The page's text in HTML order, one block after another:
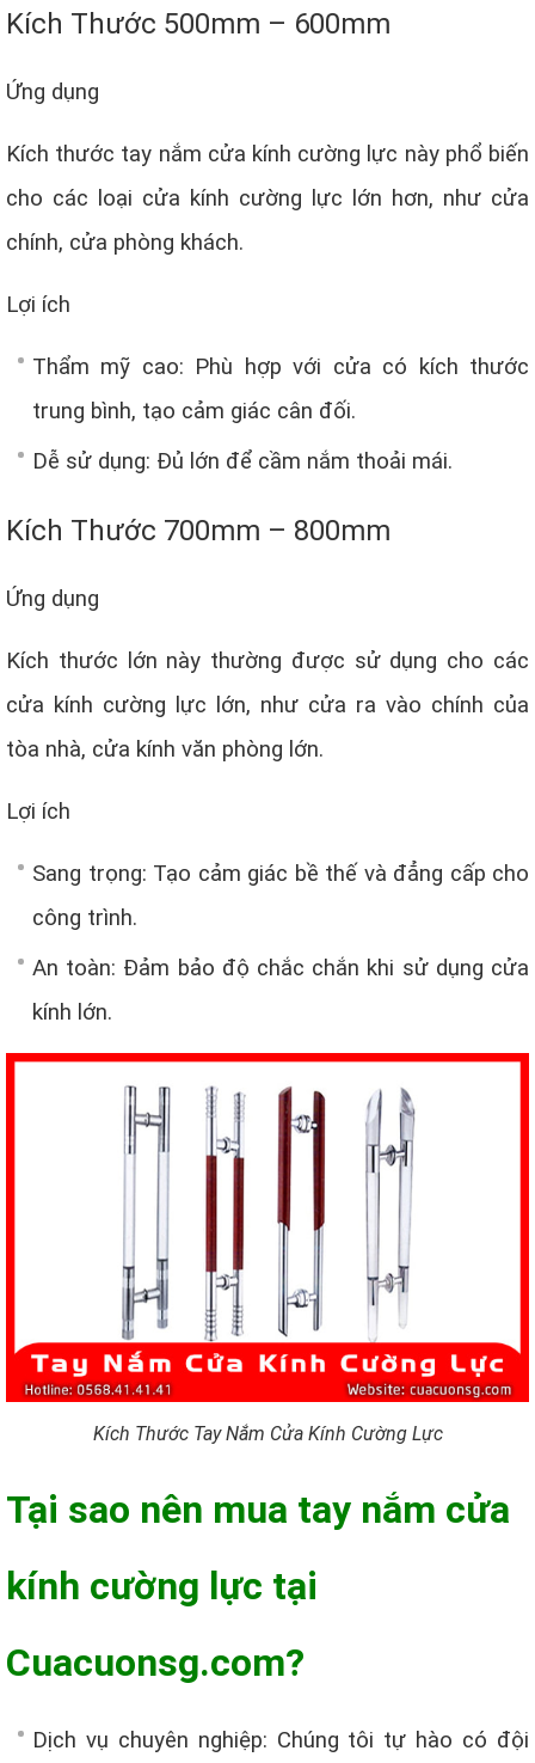
Kích Thước 500mm – 600mm
Ứng dụng
Kích thước tay nắm cửa kính cường lực này phổ biến
cho các loại cửa kính cường lực lớn hơn, như cửa
chính, cửa phòng khách.
Lợi ích
Thẩm mỹ cao: Phù hợp với cửa có kích thước
trung bình, tạo cảm giác cân đối.
Dễ sử dụng: Đủ lớn để cầm nắm thoải mái.
Kích Thước 700mm – 800mm
Ứng dụng
Kích thước lớn này thường được sử dụng cho các
cửa kính cường lực lớn, như cửa ra vào chính của
tòa nhà, cửa kính văn phòng lớn.
Lợi ích
Sang trọng: Tạo cảm giác bề thế và đẳng cấp cho
công trình.
An toàn: Đảm bảo độ chắc chắn khi sử dụng cửa
kính lớn.
Kích Thước Tay Nắm Cửa Kính Cường Lực
Tại sao nên mua tay nắm cửa
kính cường lực tại
Cuacuonsg.com?
Dịch vụ chuyên nghiệp: Chúng tôi tự hào có đội